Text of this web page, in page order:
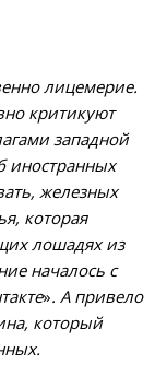
лицемерие.
критикуют
западной
иностранных
железных
которая
лошадях из
началось с
». А привело
который